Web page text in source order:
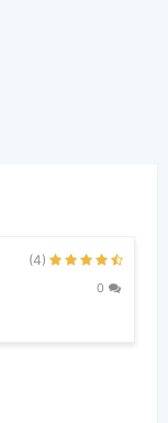
(4)
0